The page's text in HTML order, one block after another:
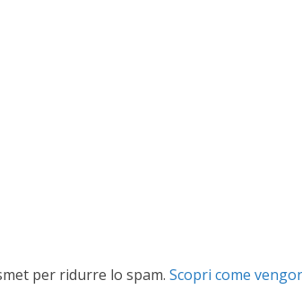
per ridurre lo spam. Scopri come